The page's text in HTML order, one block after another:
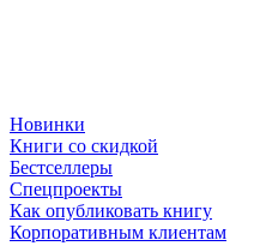
Новинки
Книги со скидкой
Бестселлеры
Спецпроекты
Как опубликовать книгу
Корпоративным клиентам